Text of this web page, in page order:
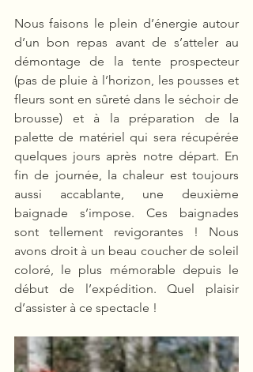
Nous faisons le plein d’énergie autour
d’un bon repas avant de s’atteler au
démontage de la tente prospecteur
(pas de pluie à l’horizon, les pousses et
fleurs sont en sûreté dans le séchoir de
brousse) et à la préparation de la
palette de matériel qui sera récupérée
quelques jours après notre départ. En
fin de journée, la chaleur est toujours
aussi accablante, une deuxième
baignade s’impose. Ces baignades
sont tellement revigorantes ! Nous
avons droit à un beau coucher de soleil
coloré, le plus mémorable depuis le
début de l’expédition. Quel plaisir
d’assister à ce spectacle !